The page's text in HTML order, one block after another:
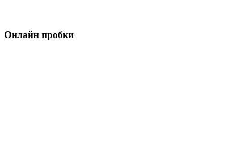
Онлайн пробки